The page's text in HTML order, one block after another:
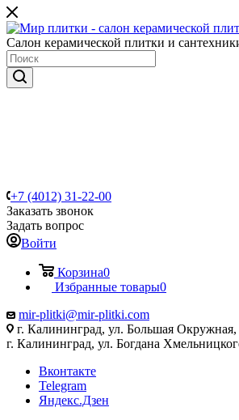
Салон керамической плитки и
+7 (4012) 31-22-00
Заказать звонок
Задать вопрос
Войти
Корзина0
Избранные товары0
mir-plitki@mir-plitki.com
г. Калининград, ул. Большая Окружная,
г. Калининград, ул. Богдана
Вконтакте
Telegram
Яндекс.Дзен